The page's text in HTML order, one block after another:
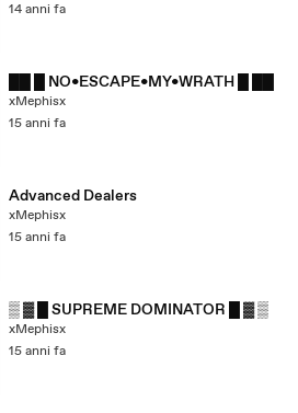
14 anni fa
██ █ NO•ESCAPE•MY•WRATH █ ██
xMephisx
15 anni fa
Advanced Dealers
xMephisx
15 anni fa
▒ ▓ █ SUPREME DOMINATOR █ ▓ ▒
xMephisx
15 anni fa